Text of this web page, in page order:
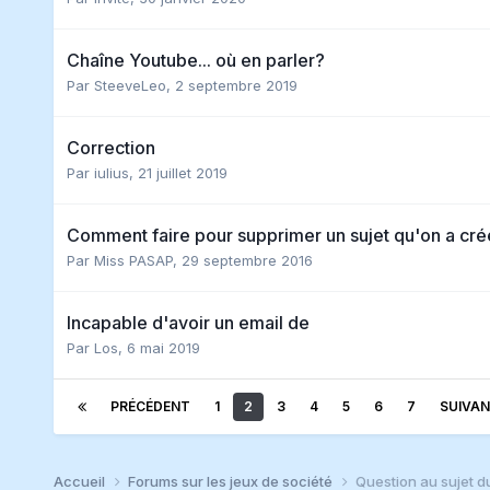
Chaîne Youtube... où en parler?
Par SteeveLeo, 2 septembre 2019
Correction
Par iulius, 21 juillet 2019
Comment faire pour supprimer un sujet qu'on a
Par Miss PASAP, 29 septembre 2016
Incapable d'avoir un email de
Par Los, 6 mai 2019
PRÉCÉDENT 1 2 3 4 5 6 7
Accueil Forums sur les jeux de société Question au sujet